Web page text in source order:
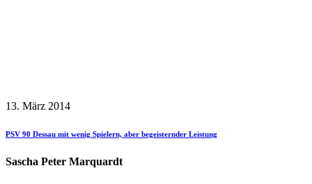
13. März 2014
PSV 90 Dessau mit wenig Spielern, aber begeisternder Leistung
Sascha Peter Marquardt